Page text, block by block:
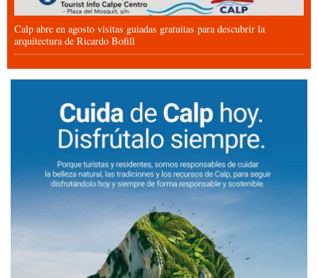
Calp abre en agosto visitas guiadas gratuitas para descubrir la
arquitectura de Ricardo Bofill